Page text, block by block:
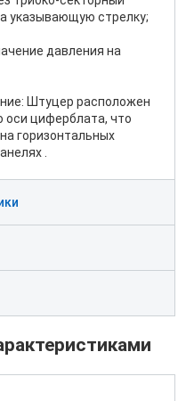
указывающую стрелку;
давления на
Штуцер расположен
оси циферблата, что
горизонтальных
.